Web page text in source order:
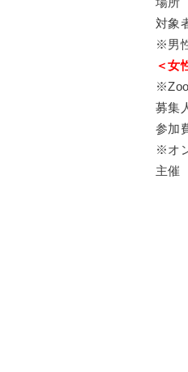
対象
※男
＜女
募集
参加
※オ
主催